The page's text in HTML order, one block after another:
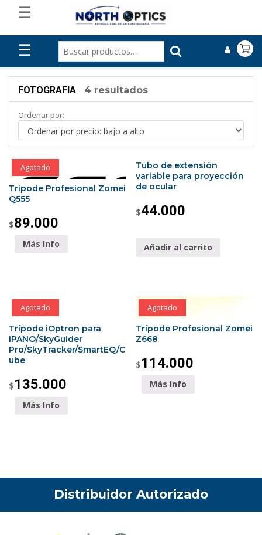
☰
☰
FOTOGRAFIA 4 resultados
Ordenar por:
Agotado
Trípode Profesional Zomei
Q555
$89.000
Más Info
Tubo de extensión
variable para proyección
de ocular
$44.000
Añadir al carrito
Agotado
Trípode iOptron para
iPANO/SkyGuider
Pro/SkyTracker/SmartEQ/C
ube
$135.000
Más Info
Agotado
Trípode Profesional Zomei
Z668
$114.000
Más Info
Distribuidor Autorizado